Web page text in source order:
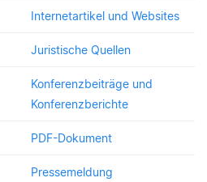
Internetartikel und Websites
Juristische Quellen
Konferenzbeiträge und
Konferenzberichte
PDF-Dokument
Pressemeldung